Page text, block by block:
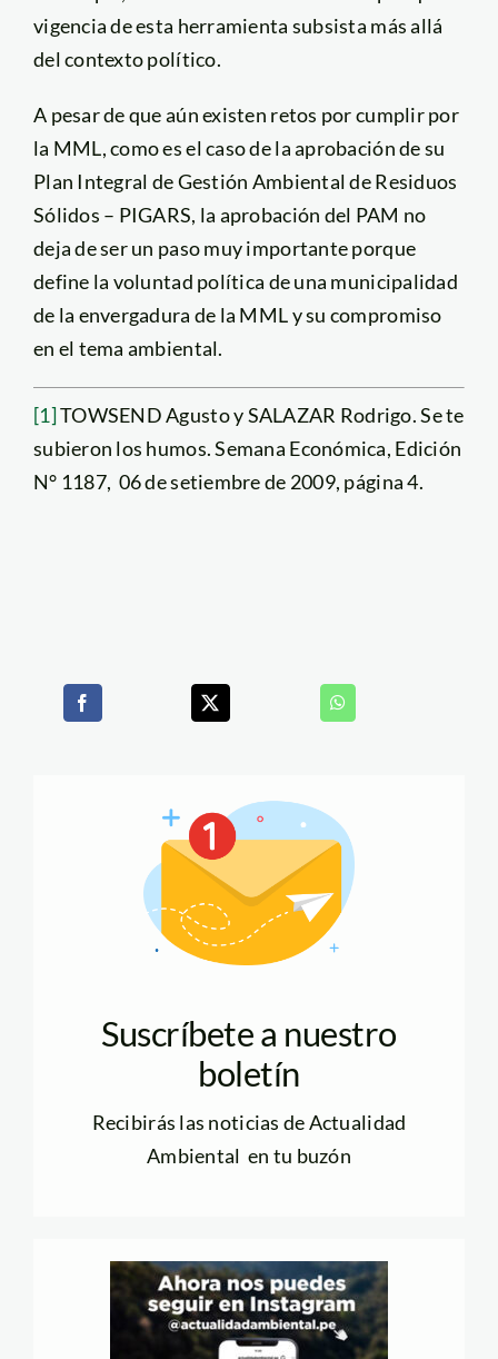
vigencia de esta herramienta subsista más allá
del contexto político.
A pesar de que aún existen retos por cumplir por
la MML, como es el caso de la aprobación de su
Plan Integral de Gestión Ambiental de Residuos
Sólidos – PIGARS, la aprobación del PAM no
deja de ser un paso muy importante porque
define la voluntad política de una municipalidad
de la envergadura de la MML y su compromiso
en el tema ambiental.
[1]TOWSEND Agusto y SALAZAR Rodrigo. Se te
subieron los humos. Semana Económica, Edición
N° 1187, 06 de setiembre de 2009, página 4.
Suscríbete a nuestro
boletín
Recibirás las noticias de Actualidad
Ambiental en tu buzón